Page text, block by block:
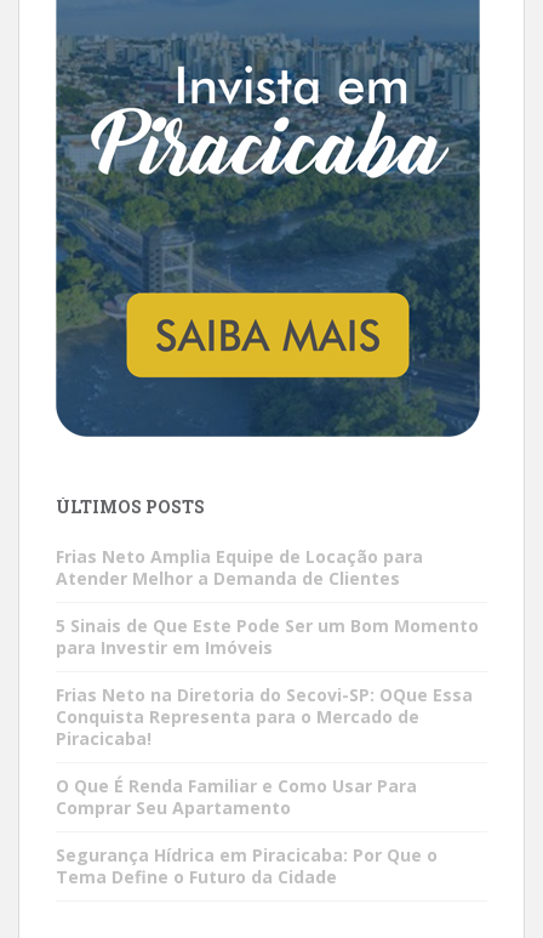
ÚLTIMOS POSTS
Frias Neto Amplia Equipe de Locação para
Atender Melhor a Demanda de Clientes
5 Sinais de Que Este Pode Ser um Bom Momento
para Investir em Imóveis
Frias Neto na Diretoria do Secovi-SP: OQue Essa
Conquista Representa para o Mercado de
Piracicaba!
O Que É Renda Familiar e Como Usar Para
Comprar Seu Apartamento
Segurança Hídrica em Piracicaba: Por Que o
Tema Define o Futuro da Cidade